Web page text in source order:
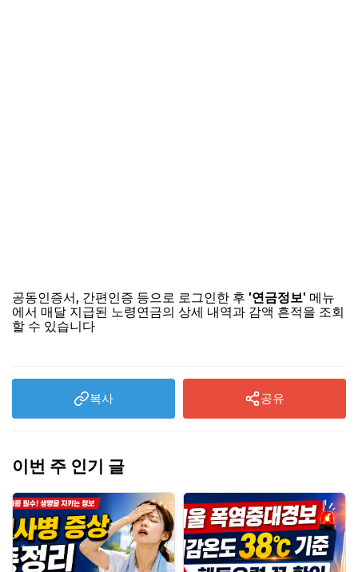
공동인증서, 간편인증 등으로 로그인한 후 '연금정보' 메뉴
에서 매달 지급된 노령연금의 상세 내역과 감액 흔적을 조회
할 수 있습니다
복사 공유
이번 주 인기 글